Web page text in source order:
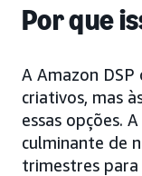
Por que
A Amazon
criativos, mas
essas opções.
culminante de
trimestres